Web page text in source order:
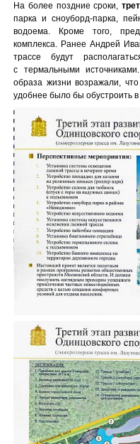
На более поздние сроки,
парка и сноуборд-парка,
водоема. Кроме того,
комплекса. Ранее Андрей
трассе будут
с термальными
образа жизни возражали,
удобнее было бы обустроить